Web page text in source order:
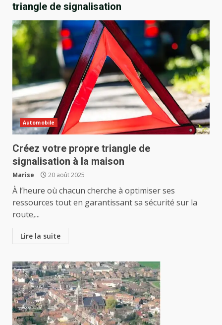
triangle de signalisation
Automobile
Créez votre propre triangle de
signalisation à la maison
Marise 20 août 2025
À l’heure où chacun cherche à optimiser ses
ressources tout en garantissant sa sécurité sur la
route,...
Lire la suite